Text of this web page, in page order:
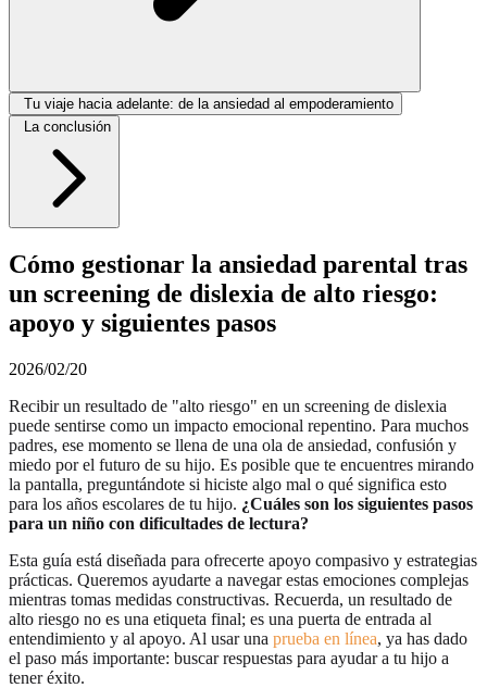
Tu viaje hacia adelante: de la ansiedad al empoderamiento
La conclusión
Cómo gestionar la ansiedad parental tras
un screening de dislexia de alto riesgo:
apoyo y siguientes pasos
2026/02/20
Recibir un resultado de "alto riesgo" en un screening de dislexia
puede sentirse como un impacto emocional repentino. Para muchos
padres, ese momento se llena de una ola de ansiedad, confusión y
miedo por el futuro de su hijo. Es posible que te encuentres mirando
la pantalla, preguntándote si hiciste algo mal o qué significa esto
para los años escolares de tu hijo. ¿Cuáles son los siguientes pasos
para un niño con dificultades de lectura?
Esta guía está diseñada para ofrecerte apoyo compasivo y estrategias
prácticas. Queremos ayudarte a navegar estas emociones complejas
mientras tomas medidas constructivas. Recuerda, un resultado de
alto riesgo no es una etiqueta final; es una puerta de entrada al
entendimiento y al apoyo. Al usar una prueba en línea, ya has dado
el paso más importante: buscar respuestas para ayudar a tu hijo a
tener éxito.